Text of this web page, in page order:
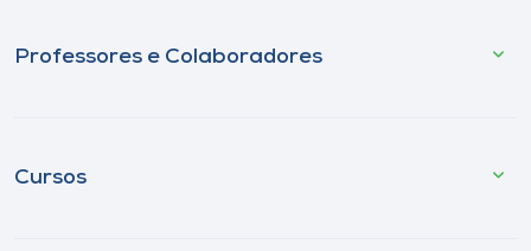
Professores e Colaboradores
Cursos